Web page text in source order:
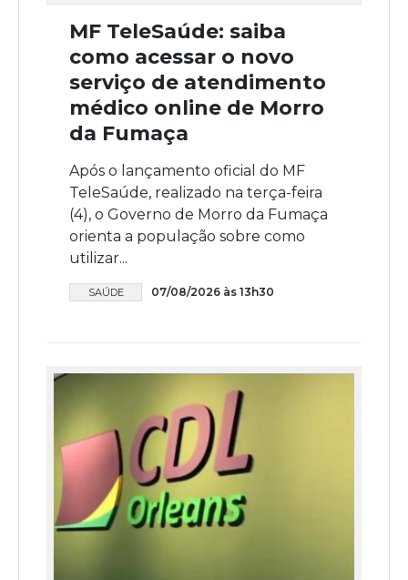
MF TeleSaúde: saiba
como acessar o novo
serviço de atendimento
médico online de Morro
da Fumaça
Após o lançamento oficial do MF
TeleSaúde, realizado na terça-feira
(4), o Governo de Morro da Fumaça
orienta a população sobre como
utilizar...
SAÚDE 07/08/2026 às 13h30